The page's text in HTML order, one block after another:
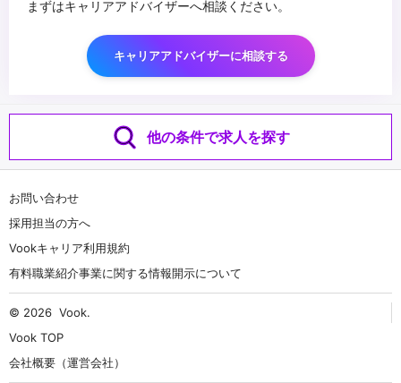
まずはキャリアアドバイザーへ相談ください。
キャリアアドバイザーに相談する
他の条件で求人を探す
お問い合わせ
採用担当の方へ
Vookキャリア利用規約
有料職業紹介事業に関する情報開示について
© 2026 Vook.
Vook TOP
会社概要（運営会社）